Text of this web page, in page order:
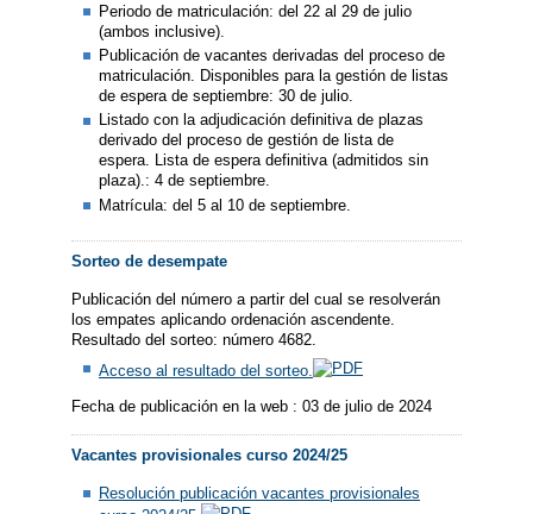
Periodo de matriculación: del 22 al 29 de julio
(ambos inclusive).
Publicación de vacantes derivadas del proceso de
matriculación. Disponibles para la gestión de listas
de espera de septiembre: 30 de julio.
Listado con la adjudicación definitiva de plazas
derivado del proceso de gestión de lista de
espera. Lista de espera definitiva (admitidos sin
plaza).: 4 de septiembre.
Matrícula: del 5 al 10 de septiembre.
Sorteo de desempate
Publicación del número a partir del cual se resolverán
los empates aplicando ordenación ascendente.
Resultado del sorteo: número 4682.
Acceso al resultado del sorteo.
Fecha de publicación en la web : 03 de julio de 2024
Vacantes provisionales curso 2024/25
Resolución publicación vacantes provisionales